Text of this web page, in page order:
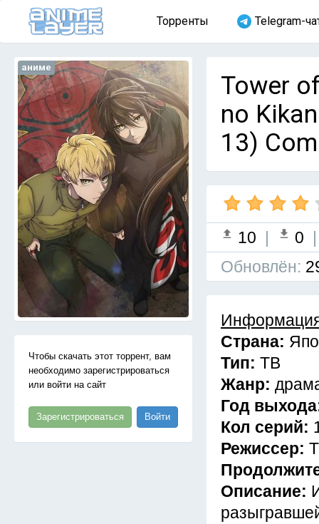
Торренты Telegram-
аниме
Чтобы скачать этот торрент, вам
необходимо зарегистрироваться
или войти на сайт
Зарегистрироваться Войти
Tower
no
13)
10 | 0
Обновлён:
Страна:
Тип: ТВ
Жанр:
Год
Кол серий:
Режиссер:
Описание: